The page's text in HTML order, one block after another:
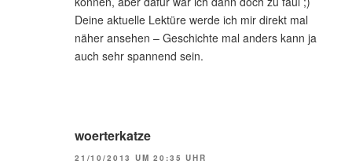
Deine aktuelle Lektüre werde ich mir direkt mal
näher ansehen – Geschichte mal anders kann ja
auch sehr spannend sein.
woerterkatze
21/10/2013 UM 20:35 UHR